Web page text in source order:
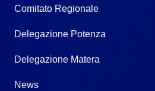
Comitato Regionale
Delegazione Potenza
Delegazione Matera
News